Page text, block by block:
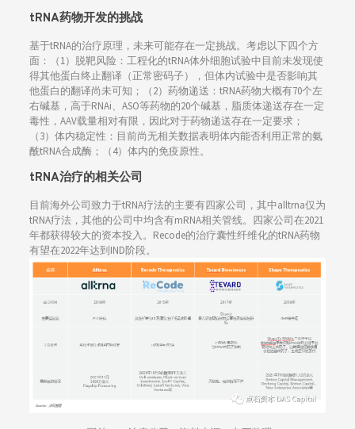
tRNA药物开发的挑战
基于tRNA的治疗原理，未来可能存在一定挑战。考虑以下四个方
面：（1）脱靶风险：工程化的tRNA体外细胞试验中目前未发现使
得其他蛋白终止翻译（正常密码子），但体内试验中是否影响其
他蛋白的翻译尚未可知；（2）药物递送：tRNA药物大概有70个左
右碱基，高于RNAi、ASO等药物的20个碱基，脂质体递送存在一定
毒性，AAV载量相对有限，因此对于药物递送存在一定要求；
（3）体内稳定性：目前尚无相关数据表明体内能否利用正常的氨
酰tRNA合成酶；（4）体内的免疫原性。
tRNA治疗的相关公司
目前海外公司致力于tRNA疗法的主要有四家公司，其中alltrna仅为
tRNA疗法，其他的公司中均含有mRNA相关管线。四家公司在2021
年都获得较大的资本投入。Recode的治疗囊性纤维化的tRNA药物
有望在2022年达到IND阶段。